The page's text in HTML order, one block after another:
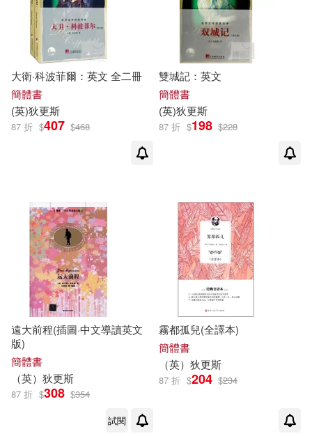
大衛·科波菲爾：英文 全二冊
簡體書
(英)狄更斯
87 折 $407 $468
雙城記：英文
簡體書
(英)狄更斯
87 折 $198 $228
遠大前程(插圖·中文導讀英文
版)
簡體書
（英） 狄更斯
87 折 $308 $354
試閱
霧都孤兒(全譯本)
簡體書
（英） 狄更斯
87 折 $204 $234